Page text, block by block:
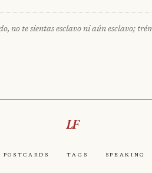
no te sientas esclavo ni aún esclavo;
LF
Postcards Tags Speaking